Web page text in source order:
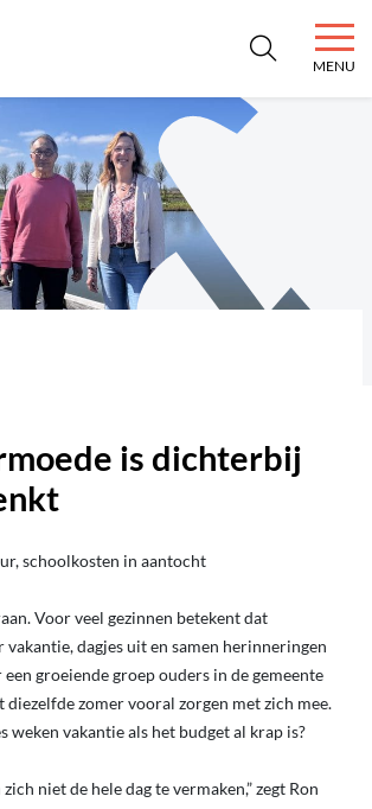
MENU
is dichterbij
schoolkosten in aantocht
Voor veel gezinnen betekent dat
dagjes uit en samen herinneringen
groeiende groep ouders in de gemeente
zomer vooral zorgen met zich mee.
weken vakantie als het budget al krap is?
niet de hele dag te vermaken,” zegt Ron